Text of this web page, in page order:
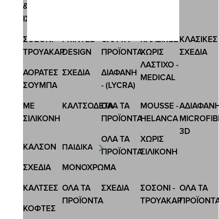
11,50 € 8,63 €
&
ΙΣΟΘΕΡΜΙΚΕΣ
ΚΛΑΣΙΚΕΣ
ΣΧΕΔΙΑ
ΚΛΑΣΙΚΕΣ
ΧΩΡΙΣ
ΛΑΣΤΙΧΟ -
MEDICAL
ΟΛΑ ΤΑ
ΠΡΟΪΟΝΤΑ
PRINTED
DESIGN
ΣΟΣΟΝΙ-
ΤΡΟΥΑΚΑΡ
ΔΙΑΦΑΝΗ
- (LYCRA)
ΣΧΕΔΙA
ΑΟΡΑΤΕΣ
ΣΟΥΜΠΑ
3D
MOUSSE -
HELANCA
ΟΛΑ ΤΑ
ΠΡΟΪΟΝΤΑ
ΚΑΛΤΣΟΔΕΤΑ
ΜΕ
ΣΙΛΙΚΟΝΗ
ΧΩΡΙΣ
ΣΙΛΙΚΟΝΗ
ΟΛΑ ΤΑ
ΠΡΟΪΟΝΤΑ
ΠΑΙΔΙΚΑ
ΚΑΛΣΟΝ
ΜΟΝΟΧΡΩΜΑ
ΣΧΕΔΙΑ
ΟΛΑ ΤΑ
ΣΟΣΟΝΙ -
ΤΡΟΥΑΚΑΡ
ΣΧΕΔΙΑ
ΟΛΑ ΤΑ
ΠΡΟΪΟΝΤΑ
ΚΑΛΤΣΕΣ
ΚΟΦΤΕΣ